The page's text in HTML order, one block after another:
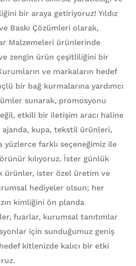
bir araya getiriyoruz! Yıldız
Baskı Çözümleri olarak,
Malzemeleri ürünlerinde
ve zengin ürün çeşitliliğini bir
ve markaların hedef
bir bağ kurmalarına yardımcı
sunarak, promosyonu
etkili bir iletişim aracı haline
ajanda, kupa, tekstil ürünleri,
yüzlerce farklı seçeneğimiz ile
kılıyoruz. İster günlük
ürünler, ister özel üretim ve
hediyeler olsun; her
kimliğini ön planda
fuarlar, kurumsal tanıtımlar
için sunduğumuz geniş
kitlenizde kalıcı bir etki